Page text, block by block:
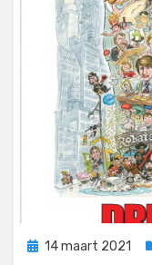
Geplaatst
14 maart 2021